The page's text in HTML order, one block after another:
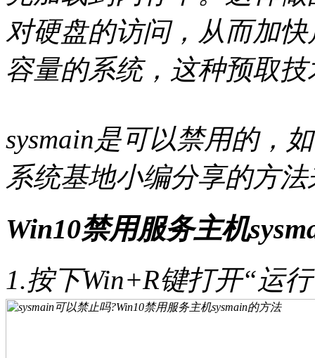
对硬盘的访问，从而加
容量的系统，这种预取
sysmain是可以禁用的，
系统基地小编分享的方
Win10禁用服务主机
1.按下Win+R键打开“运